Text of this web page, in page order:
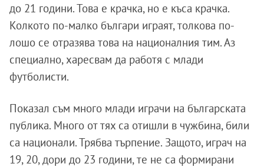
до 21 години. Това е крачка, но е къса крачка.
Колкото по-малко българи играят, толкова по-
лошо се отразява това на националния тим. Аз
специално, харесвам да работя с млади
футболисти.
Показал съм много млади играчи на българската
публика. Много от тях са отишли в чужбина, били
са национали. Трябва търпение. Защото, играч на
19, 20, дори до 23 години, те не са формирани